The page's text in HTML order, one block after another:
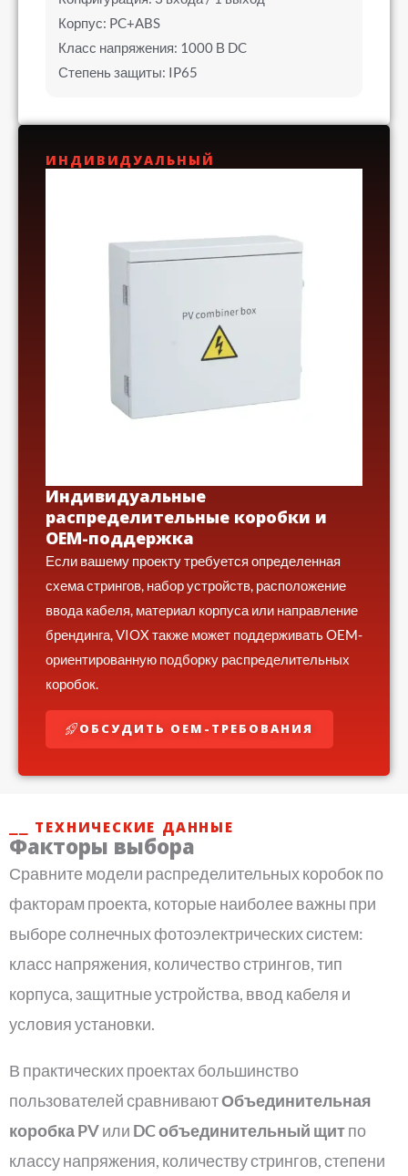
Корпус: PC+ABS
Класс напряжения: 1000 В DC
Степень защиты: IP65
ИНДИВИДУАЛЬНЫЙ
Индивидуальные
распределительные коробки и
OEM-поддержка
Если вашему проекту требуется определенная
схема стрингов, набор устройств, расположение
ввода кабеля, материал корпуса или направление
брендинга, VIOX также может поддерживать OEM-
ориентированную подборку распределительных
коробок.
ОБСУДИТЬ OEM-ТРЕБОВАНИЯ
⎯⎯ ТЕХНИЧЕСКИЕ ДАННЫЕ
Факторы выбора
Сравните модели распределительных коробок по
факторам проекта, которые наиболее важны при
выборе солнечных фотоэлектрических систем:
класс напряжения, количество стрингов, тип
корпуса, защитные устройства, ввод кабеля и
условия установки.
В практических проектах большинство
пользователей сравниваютОбъединительная
коробка PVили DC объединительный щитпо
классу напряжения, количеству стрингов, степени